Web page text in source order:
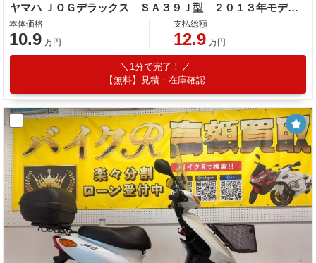
ヤマハ ＪＯＧデラックス ＳＡ３９Ｊ型 ２０１３年モデル リアキャリア センタースタンド
本体価格
10.9 万円
支払総額
12.9 万円
1分で完了！
【無料】見積・在庫確認